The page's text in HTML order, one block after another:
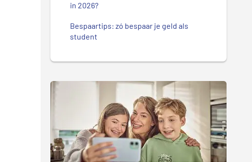
in 2026?
Bespaartips: zó bespaar je geld als
student